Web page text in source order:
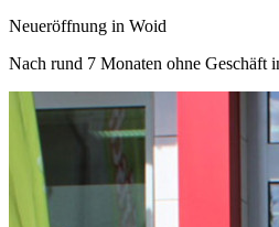
Neueröffnung in Woid
Nach rund 7 Monaten ohne Geschäft